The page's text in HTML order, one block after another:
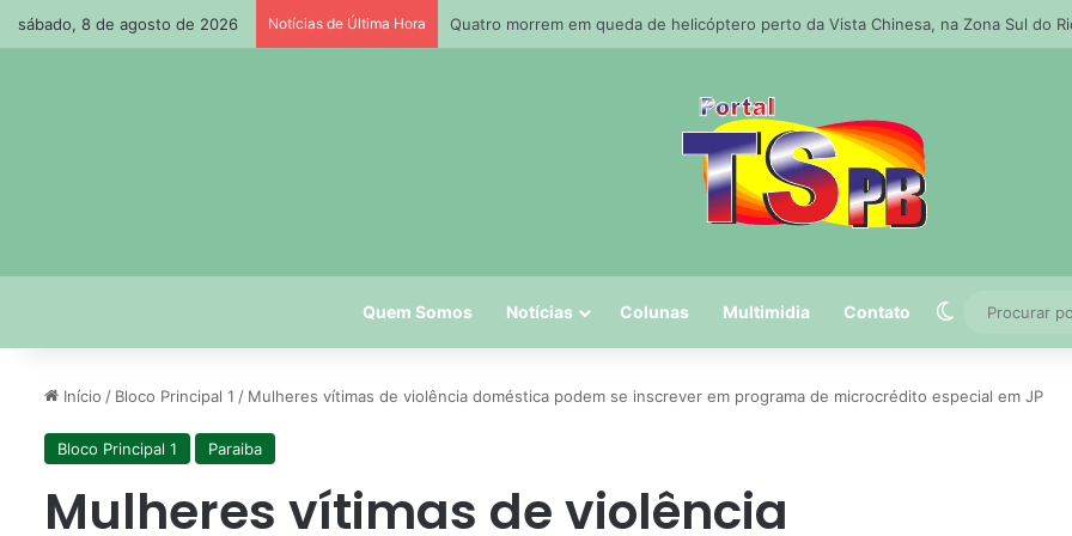
sábado, 8 de agosto de 2026 Notícias de Última Hora Ruas do Centro Histórico estarão fechadas para atividades esportivas e culturais
Quem Somos Notícias Colunas Multimidia Contato Switch skin
Início / Bloco Principal 1 / Mulheres vítimas de violência doméstica podem se inscrever em programa de microcrédito especial em JP
Bloco Principal 1 Paraiba
Mulheres vítimas de violência